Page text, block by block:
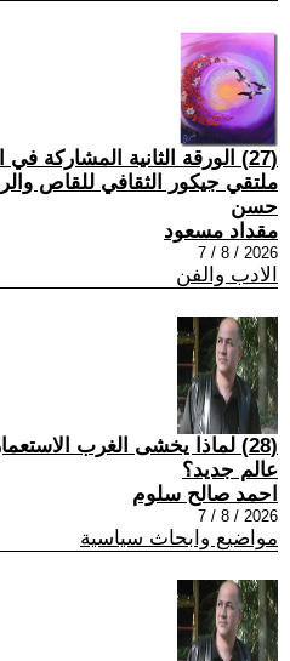
(27) الورقة الثانية المشاركة في
ملتقي جيكور الثقافي للقاص
حسن
مقداد مسعود
2026 / 8 / 7
الادب والفن
(28) لماذا يخشى الغرب
عالم جديد؟
احمد صالح سلوم
2026 / 8 / 7
مواضيع وابحاث سياسية